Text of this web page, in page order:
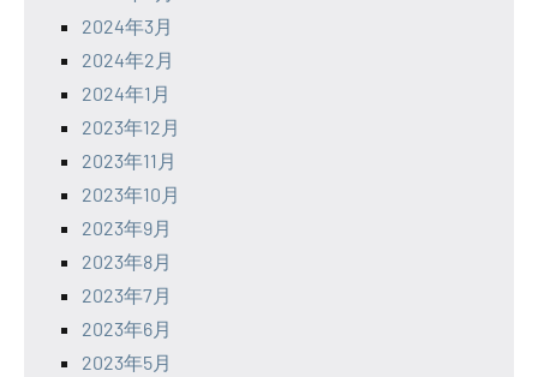
2024年3月
2024年2月
2024年1月
2023年12月
2023年11月
2023年10月
2023年9月
2023年8月
2023年7月
2023年6月
2023年5月